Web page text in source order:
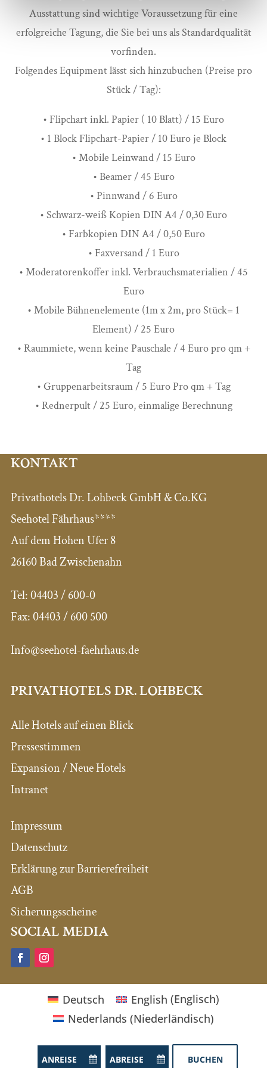
Ausstattung sind wichtige Voraussetzung für eine
erfolgreiche Tagung, die Sie bei uns als Standardqualität
vorfinden.
Folgendes Equipment lässt sich hinzubuchen (Preise pro
Stück / Tag):
• Flipchart inkl. Papier ( 10 Blatt) / 15 Euro
• 1 Block Flipchart-Papier / 10 Euro je Block
• Mobile Leinwand / 15 Euro
• Beamer / 45 Euro
• Pinnwand / 6 Euro
• Schwarz-weiß Kopien DIN A4 / 0,30 Euro
• Farbkopien DIN A4 / 0,50 Euro
• Faxversand / 1 Euro
• Moderatorenkoffer inkl. Verbrauchsmaterialien / 45
Euro
• Mobile Bühnenelemente (1m x 2m, pro Stück= 1
Element) / 25 Euro
• Raummiete, wenn keine Pauschale / 4 Euro pro qm +
Tag
• Gruppenarbeitsraum / 5 Euro Pro qm + Tag
• Rednerpult / 25 Euro, einmalige Berechnung
KONTAKT
Privathotels Dr. Lohbeck GmbH & Co.KG
Seehotel Fährhaus****
Auf dem Hohen Ufer 8
26160 Bad Zwischenahn
Tel:04403 / 600-0
Fax:04403 / 600 500
Info@seehotel-faehrhaus.de
PRIVATHOTELS DR. LOHBECK
Alle Hotels auf einen Blick
Pressestimmen
Expansion / Neue Hotels
Intranet
Impressum
Datenschutz
Erklärung zur Barrierefreiheit
AGB
Sicherungsscheine
SOCIAL MEDIA
Deutsch English (Englisch)
Nederlands (Niederländisch)